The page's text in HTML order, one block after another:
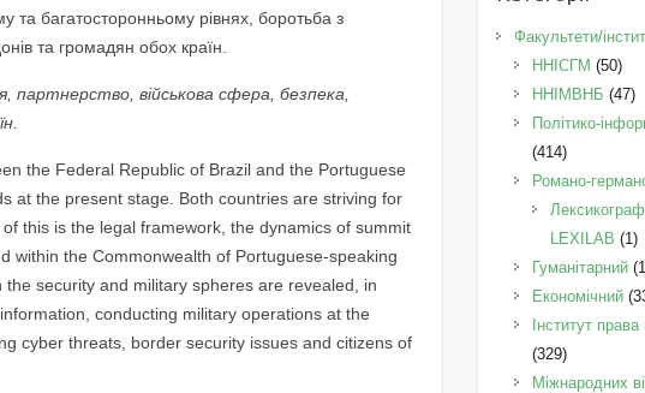
та багатосторонньому рівнях, боротьба з
та громадян обох країн.
партнерство, військова сфера, безпека,
the Federal Republic of Brazil and the Portuguese
at the present stage. Both countries are striving for
this is the legal framework, the dynamics of summit
within the Commonwealth of Portuguese-speaking
security and military spheres are revealed, in
conducting military operations at the
cyber threats, border security issues and citizens of
Факультети/
ННІСГМ (50)
ННІМВНБ (47)
Політико-
(414)
Романо-
LEXILAB (1)
Гуманітарний
Економічний
Інститут
(329)
Міжнародних